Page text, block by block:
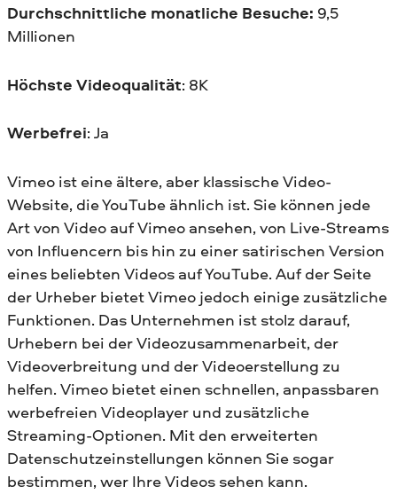
Durchschnittliche monatliche Besuche: 9,5
Millionen
Höchste Videoqualität: 8K
Werbefrei: Ja
Vimeo ist eine ältere, aber klassische Video-
Website, die YouTube ähnlich ist. Sie können jede
Art von Video auf Vimeo ansehen, von Live-Streams
von Influencern bis hin zu einer satirischen Version
eines beliebten Videos auf YouTube. Auf der Seite
der Urheber bietet Vimeo jedoch einige zusätzliche
Funktionen. Das Unternehmen ist stolz darauf,
Urhebern bei der Videozusammenarbeit, der
Videoverbreitung und der Videoerstellung zu
helfen. Vimeo bietet einen schnellen, anpassbaren
werbefreien Videoplayer und zusätzliche
Streaming-Optionen. Mit den erweiterten
Datenschutzeinstellungen können Sie sogar
bestimmen, wer Ihre Videos sehen kann.